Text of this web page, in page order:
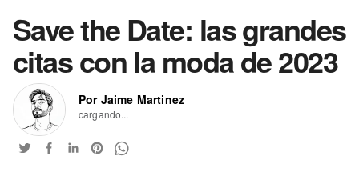
Save the Date: las grandes
citas con la moda de 2023
Por Jaime Martinez
cargando...